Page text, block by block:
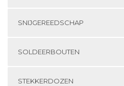
SNIJGEREEDSCHAP
SOLDEERBOUTEN
STEKKERDOZEN